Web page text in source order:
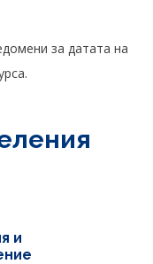
за датата на
и